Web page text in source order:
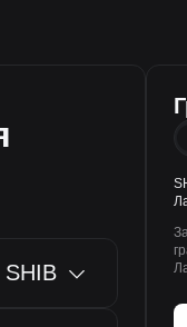
SHIB